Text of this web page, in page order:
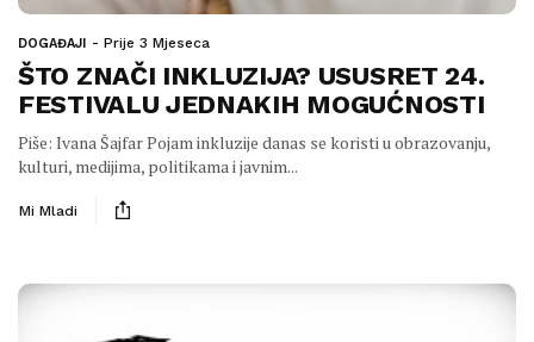
DOGAĐAJI Prije 3 Mjeseca
ŠTO ZNAČI INKLUZIJA? USUSRET 24.
FESTIVALU JEDNAKIH MOGUĆNOSTI
Piše: Ivana Šajfar Pojam inkluzije danas se koristi u obrazovanju,
kulturi, medijima, politikama i javnim...
Mi Mladi